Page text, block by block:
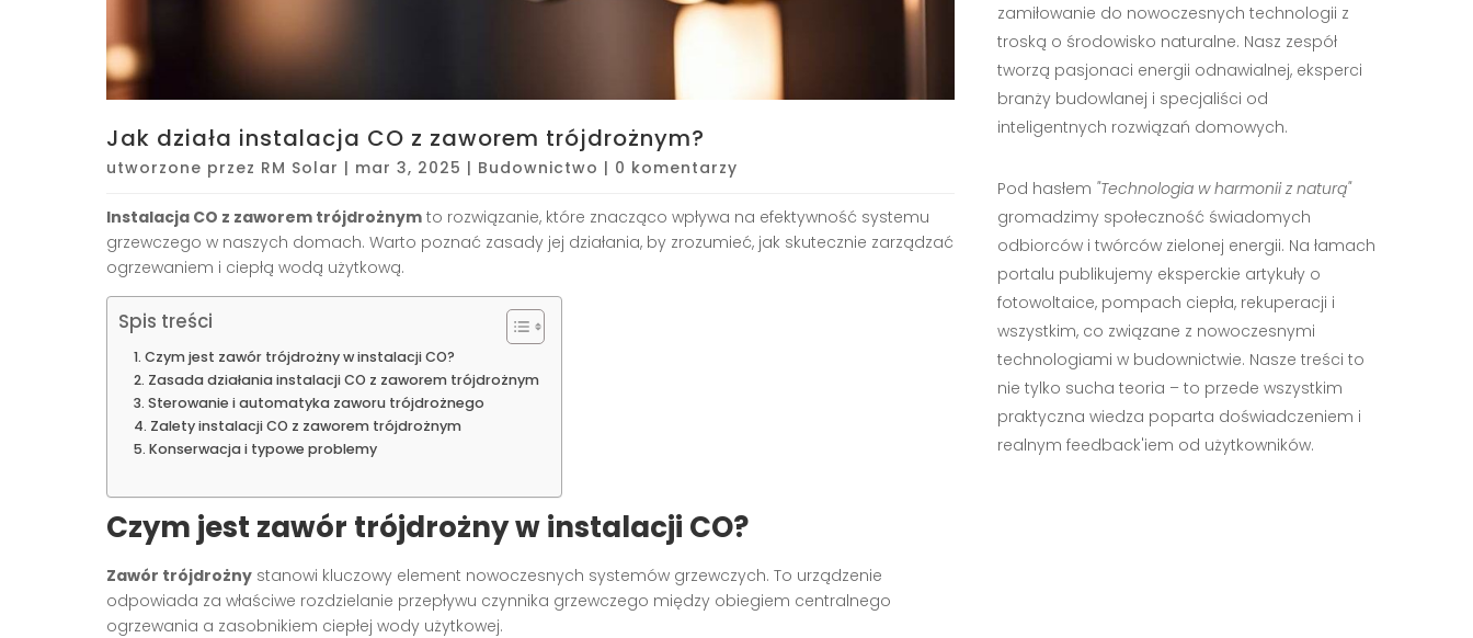
Jak działa instalacja CO z zaworem trójdrożnym?
utworzone przez RM Solar | mar 3, 2025 | Budownictwo | 0 komentarzy
Instalacja CO z zaworem trójdrożnym to rozwiązanie, które znacząco wpływa na efektywność systemu
grzewczego w naszych domach. Warto poznać zasady jej działania, by zrozumieć, jak skutecznie zarządzać
ogrzewaniem i ciepłą wodą użytkową.
Spis treści
Czym jest zawór trójdrożny w instalacji CO?
Zasada działania instalacji CO z zaworem trójdrożnym
Sterowanie i automatyka zaworu trójdrożnego
Zalety instalacji CO z zaworem trójdrożnym
Konserwacja i typowe problemy
Czym jest zawór trójdrożny w instalacji CO?
Zawór trójdrożny stanowi kluczowy element nowoczesnych systemów grzewczych. To urządzenie
odpowiada za właściwe rozdzielanie przepływu czynnika grzewczego między obiegiem centralnego
ogrzewania a zasobnikiem ciepłej wody użytkowej.
zamiłowanie do nowoczesnych technologii z
troską o środowisko naturalne. Nasz zespół
tworzą pasjonaci energii odnawialnej, eksperci
branży budowlanej i specjaliści od
inteligentnych rozwiązań domowych.
Pod hasłem "Technologia w harmonii z naturą"
gromadzimy społeczność świadomych
odbiorców i twórców zielonej energii. Na łamach
portalu publikujemy eksperckie artykuły o
fotowoltaice, pompach ciepła, rekuperacji i
wszystkim, co związane z nowoczesnymi
technologiami w budownictwie. Nasze treści to
nie tylko sucha teoria – to przede wszystkim
praktyczna wiedza poparta doświadczeniem i
realnym feedback'iem od użytkowników.